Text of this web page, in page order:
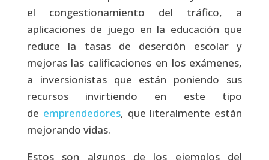
el congestionamiento del tráfico, a
aplicaciones de juego en la educación que
reduce la tasas de deserción escolar y
mejoras las calificaciones en los exámenes,
a inversionistas que están poniendo sus
recursos invirtiendo en este tipo
de emprendedores, que literalmente están
mejorando vidas.
Estos son algunos de los ejemplos del